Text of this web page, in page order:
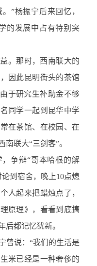
”杨振宁后来回忆，
的发展中占有特别突
。那时，西南联大的
因此昆明街头的茶馆
于研究生补助金不够
同学一起到昆华中学
在茶馆、在校园、在
联大“三剑客”。
争辩“哥本哈根的解
到宿舍，晚上10点熄
人起来把蜡烛点了，
原理》，看看到底搞
后都记忆犹新。
曾说：“我们的生活是
米已经是一种奢侈的